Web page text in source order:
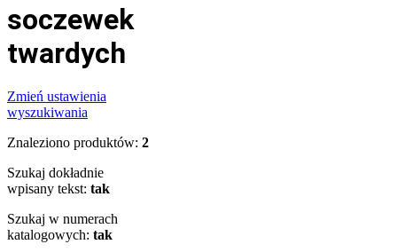
soczewek
twardych
Zmień ustawienia
wyszukiwania
Znaleziono produktów: 2
Szukaj dokładnie
wpisany tekst: tak
Szukaj w numerach
katalogowych: tak